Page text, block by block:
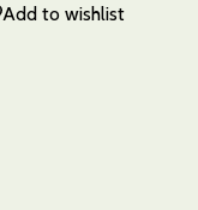
Add to wishlist